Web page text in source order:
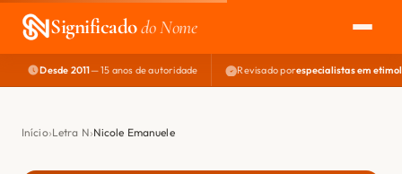
Significadodo Nome
EXPLORAR
NOME PERFEITO
Desde 2011— 15 anos de autoridade Revisado porespecialistas em
Início Letra N Nicole Emanuele